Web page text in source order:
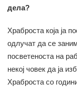
дела?
Храброста која ја
одлучат да се
посветеноста на
некој човек да ја
Храброста со